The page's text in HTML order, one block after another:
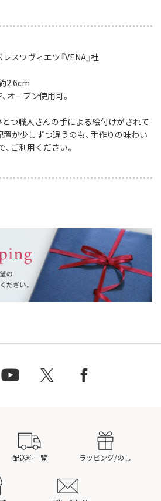
スワヴィエツ『VENA』社
2.6cm
オーブン使用可。
つ職人さんの手による絵付けがされて
が少しずつ違うのも、手作りの味わい
ご利用ください。
配送料一覧 ラッピング/のし